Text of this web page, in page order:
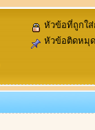
หัวข้อที่ถูกใ
หัวข้อติดหมุด